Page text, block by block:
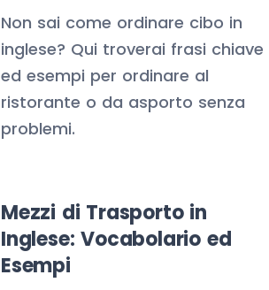
Non sai come ordinare cibo in
inglese? Qui troverai frasi chiave
ed esempi per ordinare al
ristorante o da asporto senza
problemi.
Mezzi di Trasporto in
Inglese: Vocabolario ed
Esempi